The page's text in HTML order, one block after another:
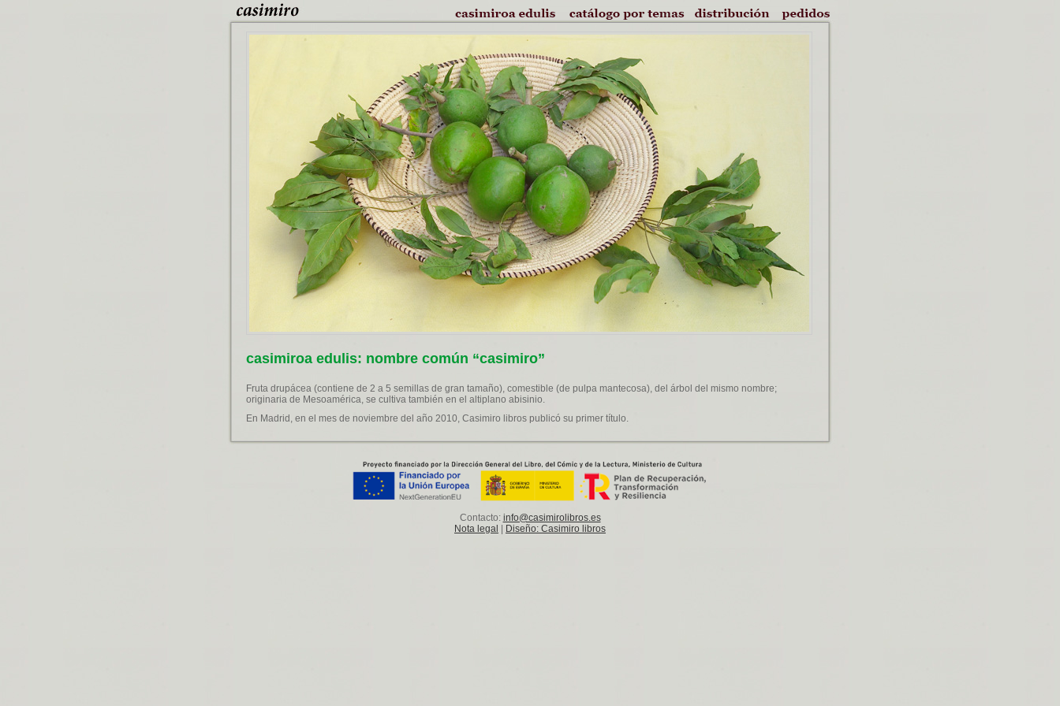
casimiroa edulis: nombre común “casimiro”
Fruta drupácea (contiene de 2 a 5 semillas de gran tamaño), comestible (de pulpa mantecosa), del árbol del mismo nombre;
originaria de Mesoamérica, se cultiva también en el altiplano abisinio.
En Madrid, en el mes de noviembre del año 2010, Casimiro libros publicó su primer título.
Contacto: info@casimirolibros.es
Nota legal
Diseño: Casimiro libros